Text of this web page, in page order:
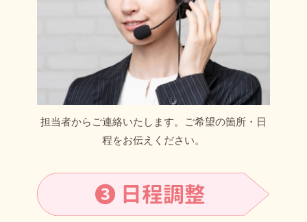
担当者からご連絡いたします。ご希望の箇所・日
程をお伝えください。